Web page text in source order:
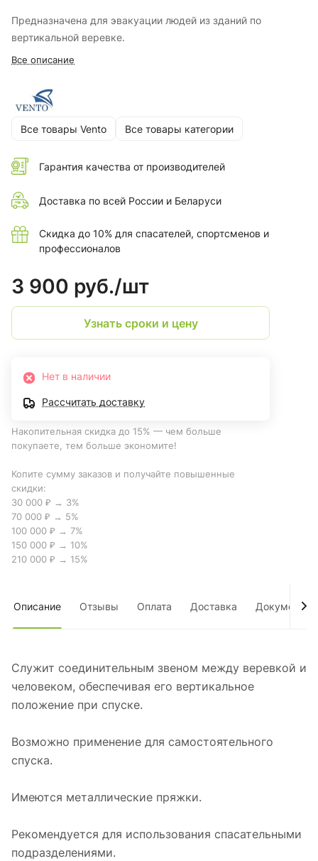
Предназначена для эвакуации людей из зданий по
вертикальной веревке.
Все описание
Все товары Vento Все товары категории
Гарантия качества от производителей
Доставка по всей России и Беларуси
Скидка до 10% для спасателей, спортсменов и
профессионалов
3 900 руб./шт
Узнать сроки и цену
Нет в наличии
Рассчитать доставку
Накопительная скидка до 15% — чем больше
покупаете, тем больше экономите!
Копите сумму заказов и получайте повышенные
скидки:
30 000 ₽ → 3%
70 000 ₽ → 5%
100 000 ₽ → 7%
150 000 ₽ → 10%
210 000 ₽ → 15%
Описание Отзывы Оплата Доставка Документы
Служит соединительным звеном между веревкой и
человеком, обеспечивая его вертикальное
положение при спуске.
Возможно применение для самостоятельного
спуска.
Имеются металлические пряжки.
Рекомендуется для использования спасательными
подразделениями.